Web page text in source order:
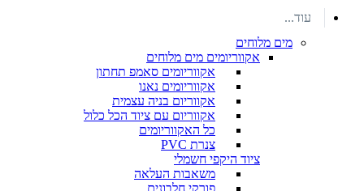
עוד...
מים מלוחים
אקווריומים מים מלוחים
אקווריומים סאמפ תחתון
אקווריומים נאנו
אקווריום בניה עצמית
אקווריום עם ציוד הכל כלול
כל האקווריומים
צנרת PVC
ציוד היקפי חשמלי
משאבות העלאה
פורקי חלבונים